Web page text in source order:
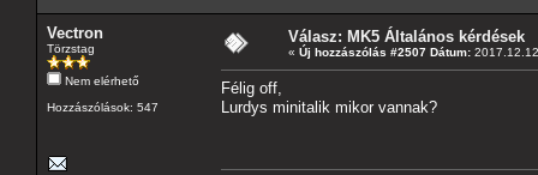
Vectron
Törzstag
Nem elérhető
Hozzászólások: 547
Válasz: MK5 Általános kérdések
« Új hozzászólás #2507 Dátum:
Félig off,
Lurdys minitalik mikor vannak?